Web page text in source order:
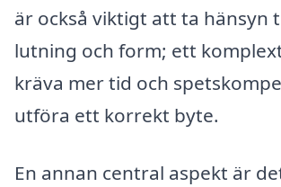
är också viktigt att ta hänsyn
lutning och form; ett
kräva mer tid och
utföra ett korrekt byte.
En annan central aspekt är